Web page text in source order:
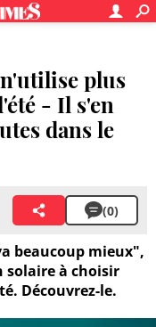
plus
- Il s'en
dans le
(0)
beaucoup mieux",
solaire à choisir
Découvrez-le.